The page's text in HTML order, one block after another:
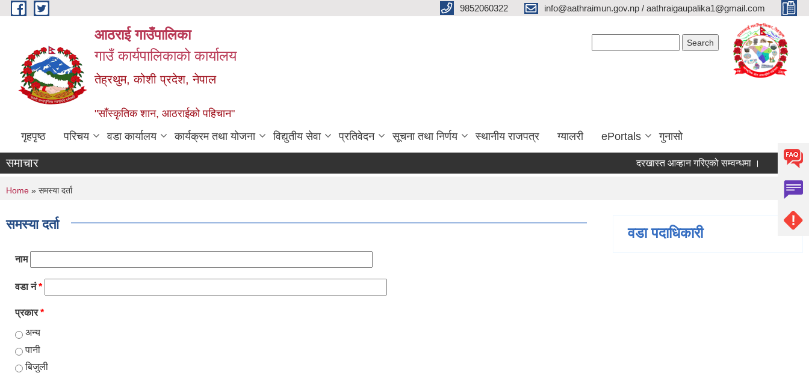
Skip to main content 9852060322 info@aathraimun.gov.np / aathraigaupalika1@gmail.com
आठराई गाउँपालिका
गाउँ कार्यपालिकाको कार्यालय
तेह्रथुम, कोशी प्रदेश, नेपाल
"साँस्कृतिक शान, आठराईको पहिचान"
गृहपृष्ठ परिचय वडा कार्यालय कार्यक्रम तथा योजना विद्युतीय सेवा प्रतिवेदन सूचना तथा निर्णय स्थानीय राजपत्र ग्यालरी ePortals गुनासो
समाचार दरखास्त आव्हान गरिएको सम्वन्धमा । प्रेश विज्ञप्ती
You are here
Home » समस्या दर्ता
समस्या दर्ता
नाम
वडा नं*
प्रकार*
अन्य
पानी
बिजुली
वडा पदाधिकारी